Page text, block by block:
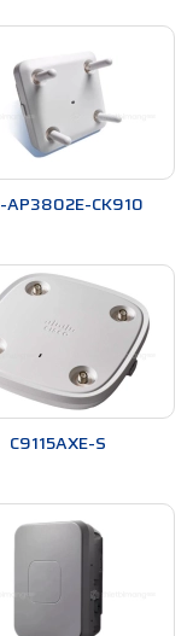
AP3802E-CK910
C9115AXE-S